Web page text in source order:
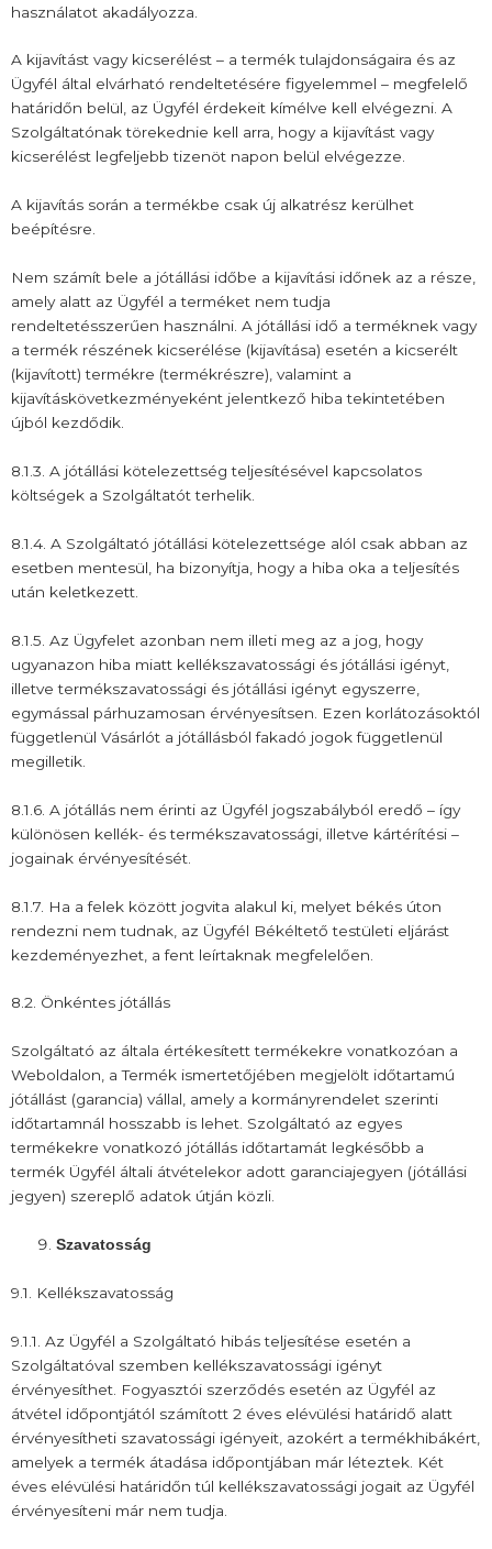
használatot akadályozza.
A kijavítást vagy kicserélést – a termék tulajdonságaira és az
Ügyfél által elvárható rendeltetésére figyelemmel – megfelelő
határidőn belül, az Ügyfél érdekeit kímélve kell elvégezni. A
Szolgáltatónak törekednie kell arra, hogy a kijavítást vagy
kicserélést legfeljebb tizenöt napon belül elvégezze.
A kijavítás során a termékbe csak új alkatrész kerülhet
beépítésre.
Nem számít bele a jótállási időbe a kijavítási időnek az a része,
amely alatt az Ügyfél a terméket nem tudja
rendeltetésszerűen használni. A jótállási idő a terméknek vagy
a termék részének kicserélése (kijavítása) esetén a kicserélt
(kijavított) termékre (termékrészre), valamint a
kijavításkövetkezményeként jelentkező hiba tekintetében
újból kezdődik.
8.1.3. A jótállási kötelezettség teljesítésével kapcsolatos
költségek a Szolgáltatót terhelik.
8.1.4. A Szolgáltató jótállási kötelezettsége alól csak abban az
esetben mentesül, ha bizonyítja, hogy a hiba oka a teljesítés
után keletkezett.
8.1.5. Az Ügyfelet azonban nem illeti meg az a jog, hogy
ugyanazon hiba miatt kellékszavatossági és jótállási igényt,
illetve termékszavatossági és jótállási igényt egyszerre,
egymással párhuzamosan érvényesítsen. Ezen korlátozásoktól
függetlenül Vásárlót a jótállásból fakadó jogok függetlenül
megilletik.
8.1.6. A jótállás nem érinti az Ügyfél jogszabályból eredő – így
különösen kellék- és termékszavatossági, illetve kártérítési –
jogainak érvényesítését.
8.1.7. Ha a felek között jogvita alakul ki, melyet békés úton
rendezni nem tudnak, az Ügyfél Békéltető testületi eljárást
kezdeményezhet, a fent leírtaknak megfelelően.
8.2. Önkéntes jótállás
Szolgáltató az általa értékesített termékekre vonatkozóan a
Weboldalon, a Termék ismertetőjében megjelölt időtartamú
jótállást (garancia) vállal, amely a kormányrendelet szerinti
időtartamnál hosszabb is lehet. Szolgáltató az egyes
termékekre vonatkozó jótállás időtartamát legkésőbb a
termék Ügyfél általi átvételekor adott garanciajegyen (jótállási
jegyen) szereplő adatok útján közli.
Szavatosság
9.1. Kellékszavatosság
9.1.1. Az Ügyfél a Szolgáltató hibás teljesítése esetén a
Szolgáltatóval szemben kellékszavatossági igényt
érvényesíthet. Fogyasztói szerződés esetén az Ügyfél az
átvétel időpontjától számított 2 éves elévülési határidő alatt
érvényesítheti szavatossági igényeit, azokért a termékhibákért,
amelyek a termék átadása időpontjában már léteztek. Két
éves elévülési határidőn túl kellékszavatossági jogait az Ügyfél
érvényesíteni már nem tudja.